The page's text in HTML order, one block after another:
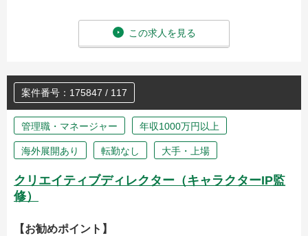
この求人を見る
案件番号：175847 / 117
管理職・マネージャー 年収1000万円以上
海外展開あり 転勤なし 大手・上場
クリエイティブディレクター（キャラクターIP監
修）
【お勧めポイント】